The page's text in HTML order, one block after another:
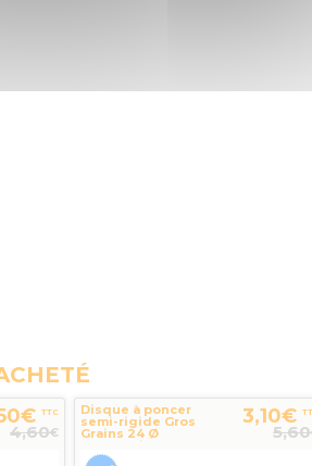
TTC
4,60€
Disque à poncer
semi-rigide Gros
Grains 24 Ø
178mm pierre
béton SEA
3,10€
5,60